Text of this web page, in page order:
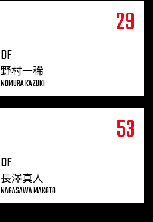
29
DF
野村一稀
NOMURA KAZUKI
53
DF
長澤真人
NAGASAWA MAKOTO